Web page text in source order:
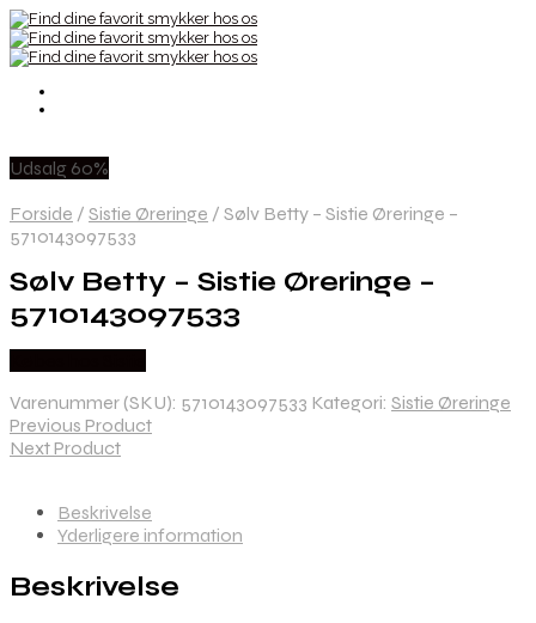
Udsalg 60%
Forside / Sistie Øreringe / Sølv Betty – Sistie Øreringe –
5710143097533
Sølv Betty – Sistie Øreringe –
5710143097533
Varenummer (SKU): 5710143097533 Kategori: Sistie Øreringe
Previous Product
Next Product
Beskrivelse
Yderligere information
Beskrivelse